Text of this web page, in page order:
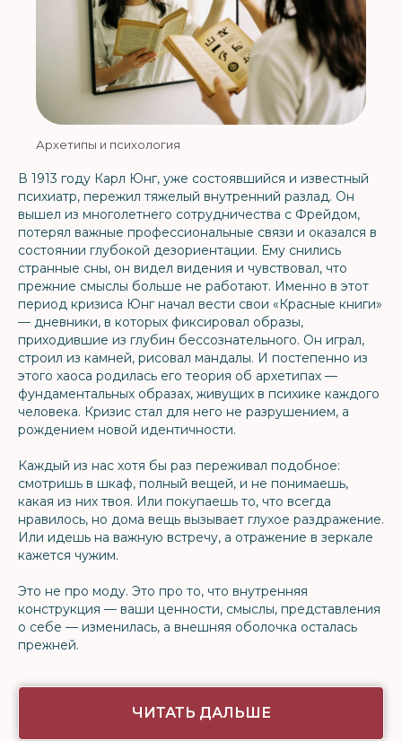
Архетипы и психология
В 1913 году Карл Юнг, уже состоявшийся и известный
психиатр, пережил тяжелый внутренний разлад. Он
вышел из многолетнего сотрудничества с Фрейдом,
потерял важные профессиональные связи и оказался в
состоянии глубокой дезориентации. Ему снились
странные сны, он видел видения и чувствовал, что
прежние смыслы больше не работают. Именно в этот
период кризиса Юнг начал вести свои «Красные книги»
— дневники, в которых фиксировал образы,
приходившие из глубин бессознательного. Он играл,
строил из камней, рисовал мандалы. И постепенно из
этого хаоса родилась его теория об архетипах —
фундаментальных образах, живущих в психике каждого
человека. Кризис стал для него не разрушением, а
рождением новой идентичности.
Каждый из нас хотя бы раз переживал подобное:
смотришь в шкаф, полный вещей, и не понимаешь,
какая из них твоя. Или покупаешь то, что всегда
нравилось, но дома вещь вызывает глухое раздражение.
Или идешь на важную встречу, а отражение в зеркале
кажется чужим.
Это не про моду. Это про то, что внутренняя
конструкция — ваши ценности, смыслы, представления
о себе — изменилась, а внешняя оболочка осталась
прежней.
ЧИТАТЬ ДАЛЬШЕ